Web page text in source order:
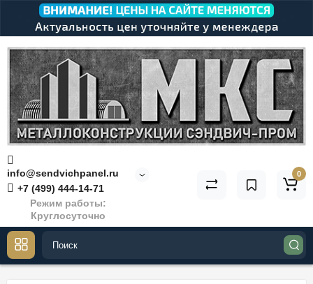
info@sendvichpanel.ru
+7 (499) 444-14-71
Режим работы:
Круглосуточно
0